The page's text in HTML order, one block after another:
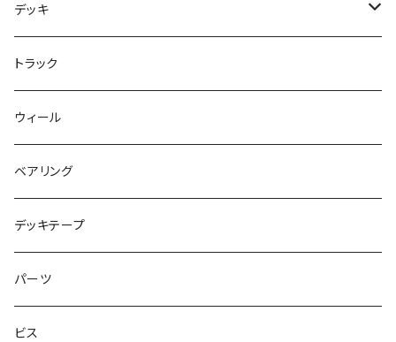
Tシャツ
パンツ
キャップ
アウター
シャツ
トップス
スエット
NIKE SB ORANGE LABEL/ISO
NIKE SB ISHOD2
NIKE SB PS8
NIKE SB DUNK
NM933
ゴツいシューズ最高！
Small Shoes
HI5のパーツセット
エントリーモデルコンプリート
7.7インチ
8インチ
8.2インチ
デッキ
7インチ
7.2インチ
7.3インチ
7.5インチ
7.7インチ
7.8インチ
トラック
ウィール
ベアリング
デッキテープ
パーツ
ビス